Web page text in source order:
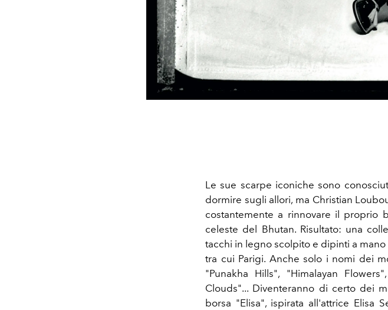
Le sue scarpe iconiche sono
dormire sugli allori, ma Christian
costantemente a rinnovare il proprio
celeste del Bhutan. Risultato: una
tacchi in legno scolpito e dipinti a
tra cui Parigi. Anche solo i nomi dei
"Punakha Hills", "Himalayan
Clouds"... Diventeranno di certo dei
borsa "Elisa", ispirata all'attrice Elisa